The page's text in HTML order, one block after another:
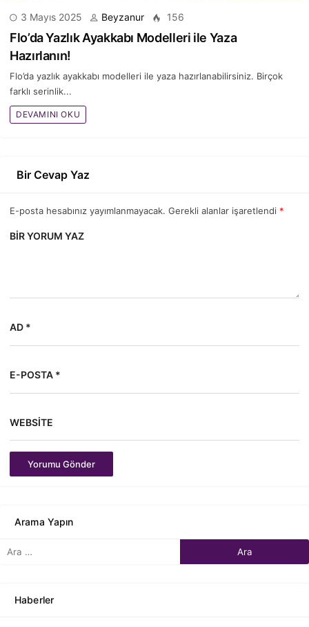
3 Mayıs 2025 Beyzanur 156
Flo’da Yazlık Ayakkabı Modelleri ile Yaza
Hazırlanın!
Flo’da yazlık ayakkabı modelleri ile yaza hazırlanabilirsiniz. Birçok
farklı serinlik...
DEVAMINI OKU
Bir Cevap Yaz
E-posta hesabınız yayımlanmayacak. Gerekli alanlar işaretlendi *
BIR YORUM YAZ
AD *
E-POSTA *
WEBSITE
Yorumu Gönder
Arama Yapın
Haberler